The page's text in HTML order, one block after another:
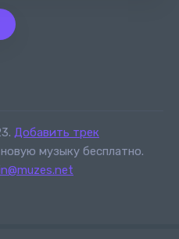
Добавить трек
музыку бесплатно.